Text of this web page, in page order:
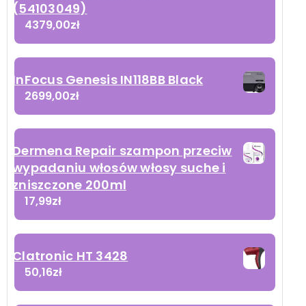
(54103049)
4379,00zł
InFocus Genesis IN118BB Black
2699,00zł
Dermena Repair szampon przeciw
wypadaniu włosów włosy suche i
zniszczone 200ml
17,99zł
Clatronic HT 3428
50,16zł